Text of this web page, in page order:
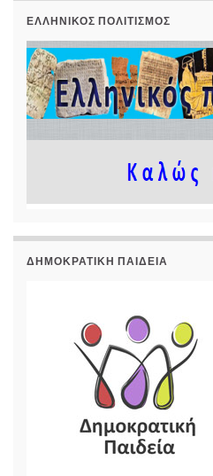
ΕΛΛΗΝΙΚΌΣ ΠΟΛΙΤΙΣΜΌΣ
ΔΗΜΟΚΡΑΤΙΚΉ ΠΑΙΔΕΊΑ